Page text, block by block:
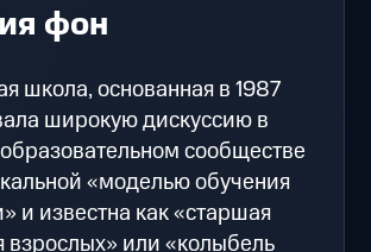
фон
школа, основанная в 1987
широкую дискуссию в
сообществе
«моделью обучения
и известна как «старшая
взрослых» или «колыбель